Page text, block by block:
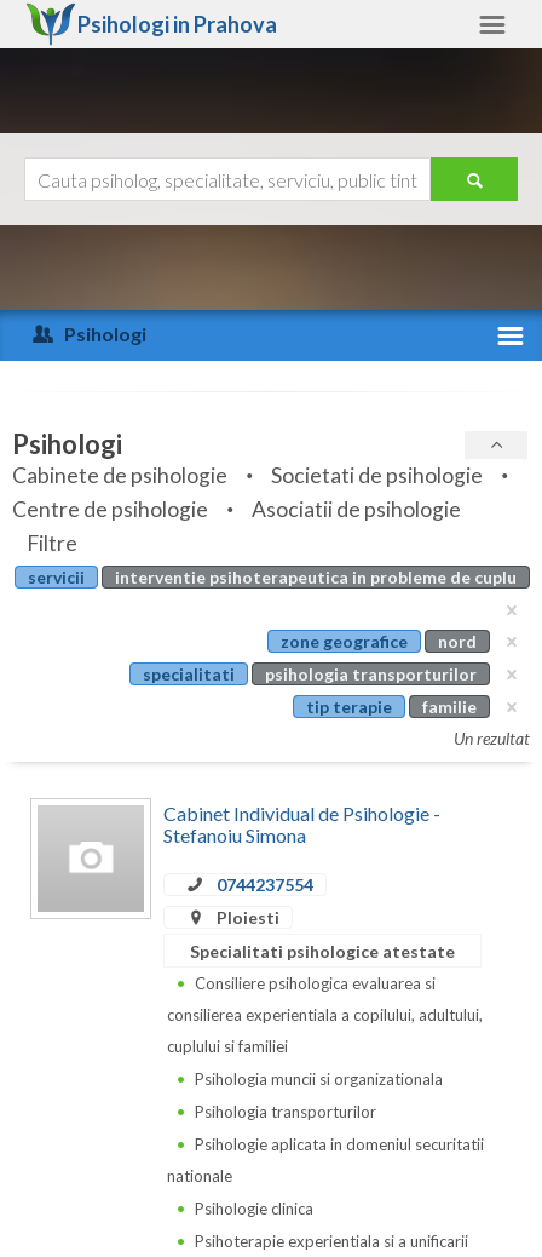
Psihologi in Prahova
Arad
Arges
Bihor
Bistrita-Nasaud
Botosani
Calarasi
Caras-Severin
Ajutor
Psihologi
Specialitati
Servicii
Articole
Evenimente
Membri
Psihologi
Cabinete de psihologie
Societati de psihologie
Centre de psihologie
Asociatii de psihologie
Filtre
servicii interventie psihoterapeutica in probleme de cuplu
zone geografice
nord
specialitati
psihologia transporturilor
tip terapie
familie
Un rezultat
Cabinet Individual de Psihologie -
Stefanoiu Simona
0744237554
Ploiesti
Specialitati psihologice atestate
Consiliere psihologica evaluarea si
consilierea experientiala a copilului, adultului,
cuplului si familiei
Psihologia muncii si organizationala
Psihologia transporturilor
Psihologie aplicata in domeniul securitatii
nationale
Psihologie clinica
Psihoterapie experientiala si a unificarii